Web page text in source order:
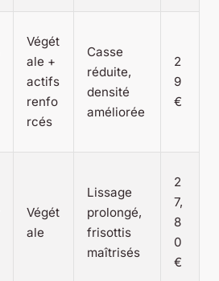
Végét
ale +
actifs
renfo
rcés
Casse
réduite,
densité
améliorée
2
9
€
Végét
ale
Lissage
prolongé,
frisottis
maîtrisés
2
7,
8
0
€